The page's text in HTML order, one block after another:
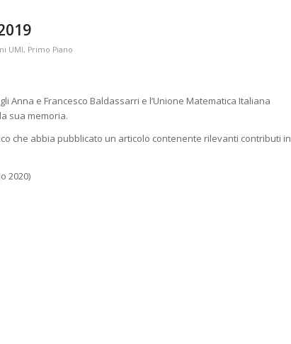
UMI, Primo Piano
Anna e Francesco Baldassarri e l’Unione Matematica Italiana
sua memoria.
che abbia pubblicato un articolo contenente rilevanti contributi in
2020)